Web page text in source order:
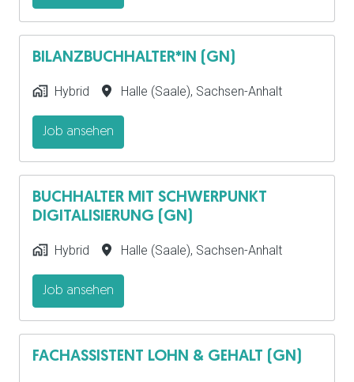
BILANZBUCHHALTER*IN (GN)
Hybrid Halle (Saale), Sachsen-Anhalt
Job ansehen
BUCHHALTER MIT SCHWERPUNKT
DIGITALISIERUNG (GN)
Hybrid Halle (Saale), Sachsen-Anhalt
Job ansehen
FACHASSISTENT LOHN & GEHALT (GN)